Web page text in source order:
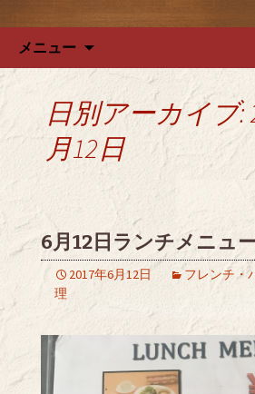
メニュー
日別アーカイブ:
月12日
6月12日ランチメニュ
2017年6月12日
フレンチ・
理